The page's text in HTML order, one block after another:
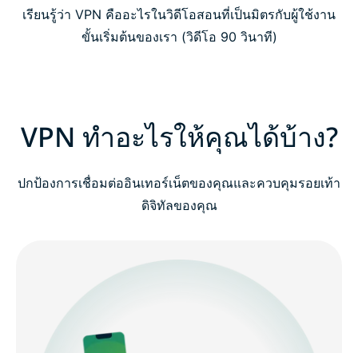
ใครควรใช้ VPN?
VPN ทำงานอย่างไร?
คำอธิบายเกี่ยวกับประเภทของ VPN
ทำไมถึงควรเลือก ExpressVPN?
VPN ฟรี vs. VPN แบบจ่ายเงิน : มันสำคัญอย่างไร
เรียนรู้ว่า VPN คืออะไรในวิดีโอสอนที่เป็นมิตรกับผู้ใช้งาน
ขั้นเริ่มต้นของเรา (วิดีโอ 90 วินาที)
VPN ทำอะไรให้คุณได้บ้าง?
ปกป้องการเชื่อมต่ออินเทอร์เน็ตของคุณและควบคุมรอยเท้า
ดิจิทัลของคุณ